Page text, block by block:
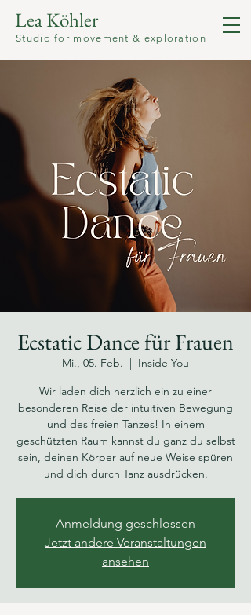
Lea Köhler
Studio for movement & exploration
Ecstatic Dance für Frauen
Mi., 05. Feb.
  |
Inside You
Wir laden dich herzlich ein zu einer
besonderen Reise der intuitiven Bewegung
und des freien Tanzes! In einem
geschützten Raum kannst du ganz du selbst
sein, deinen Körper auf neue Weise spüren
und dich durch Tanz ausdrücken.
Anmeldung geschlossen
Jetzt andere Veranstaltungen
ansehen